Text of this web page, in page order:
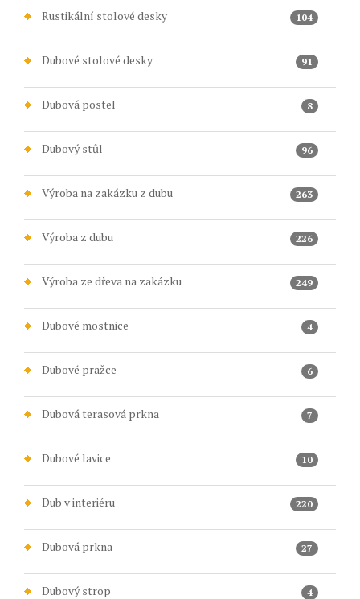
Rustikální stolové desky 104
Dubové stolové desky 91
Dubová postel 8
Dubový stůl 96
Výroba na zakázku z dubu 263
Výroba z dubu 226
Výroba ze dřeva na zakázku 249
Dubové mostnice 4
Dubové pražce 6
Dubová terasová prkna 7
Dubové lavice 10
Dub v interiéru 220
Dubová prkna 27
Dubový strop 4